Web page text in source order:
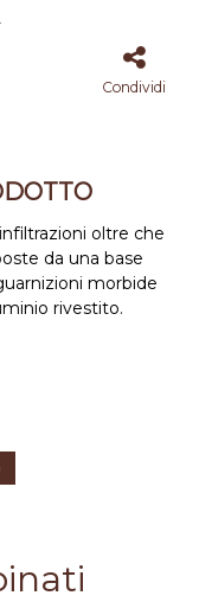
Condividi
oltre che
da una base
morbide
rivestito.